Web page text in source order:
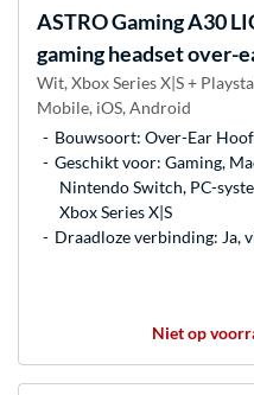
ASTRO GamingA30
gaming headset over-
Wit, Xbox Series X|S +
Mobile, iOS, Android
Bouwsoort: Over-Ear
Geschikt voor: Gaming,
Nintendo Switch, PC-
Xbox Series X|S
Draadloze verbinding: Ja,
Niet op